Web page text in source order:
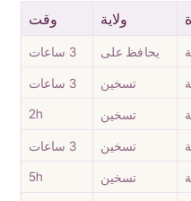
ولاية وقت
يحافظ على 3 ساعات
تسخين 3 ساعات
تسخين 2h
تسخين 3 ساعات
تسخين 5h